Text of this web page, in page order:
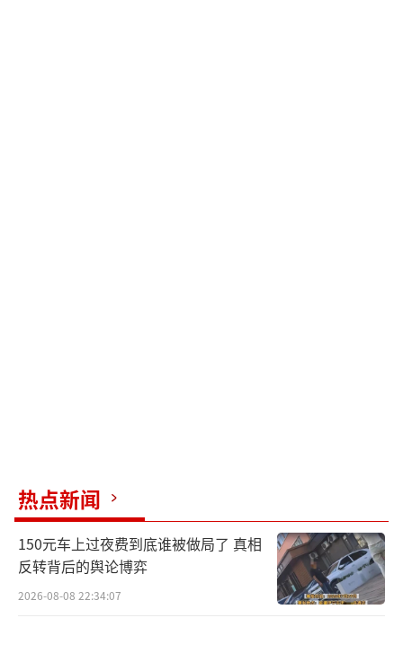
热点新闻
150元车上过夜费到底谁被做局了 真相
反转背后的舆论博弈
2026-08-08 22:34:07